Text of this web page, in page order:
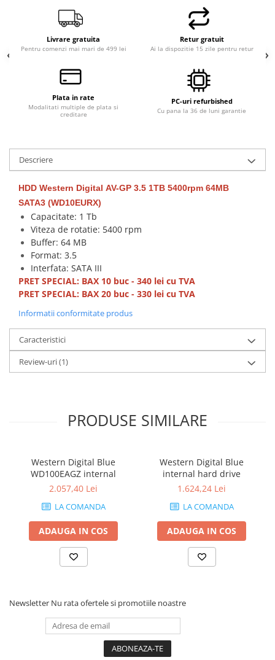
Componente Renew/Refurbished
Placi de baza REFURBISHED
Procesoare
PC All-in-One
Calculatoare All-in-One NOI
All-in-One REFURBISHED
Monitoare
Monitoare NOI
Monitoare Refurbished
Monitoare Renew
Monitoare Second-Hand
Servere
Hard Disk-uri SERVER
Accesorii server
Memorii RAM Server
Procesoare server
Tastaturi
Accesorii UPS-uri
Statii GRAFICE
Statii GRAFICE NOI
Tonere
Accesorii Printing
Livrare gratuita
Pentru comenzi mai mari de 499 lei
Retur gratuit
Ai la dispozitie 15 zile pentru retur
Plata in rate
Modalitati multiple de plata si
creditare
PC-uri refurbished
Cu pana la 36 de luni garantie
Descriere
HDD Western Digital AV-GP 3.5 1TB 5400rpm 64MB
SATA3 (WD10EURX)
Capacitate: 1 Tb
Viteza de rotatie: 5400 rpm
Buffer: 64 MB
Format: 3.5
Interfata: SATA III
PRET SPECIAL: BAX 10 buc - 340 lei cu TVA
PRET SPECIAL: BAX 20 buc - 330 lei cu TVA
Informatii conformitate produs
Caracteristici
Review-uri(1)
PRODUSE SIMILARE
Western Digital Blue
WD100EAGZ internal
2.057,40 Lei
LA COMANDA
ADAUGA IN COS
Western Digital Blue
internal hard drive
1.624,24 Lei
LA COMANDA
ADAUGA IN COS
Newsletter Nu rata ofertele si promotiile noastre